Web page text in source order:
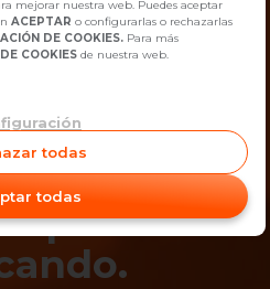
no está
el
que estás
mejorar nuestra web. Puedes aceptar
ACEPTAR o configurarlas o rechazarlas
DE COOKIES. Para más
COOKIES de nuestra web.
todas
todas